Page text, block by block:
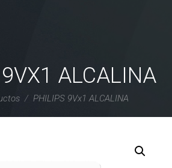
ALCALINA
PHILIPS 9Vx1 ALCALINA